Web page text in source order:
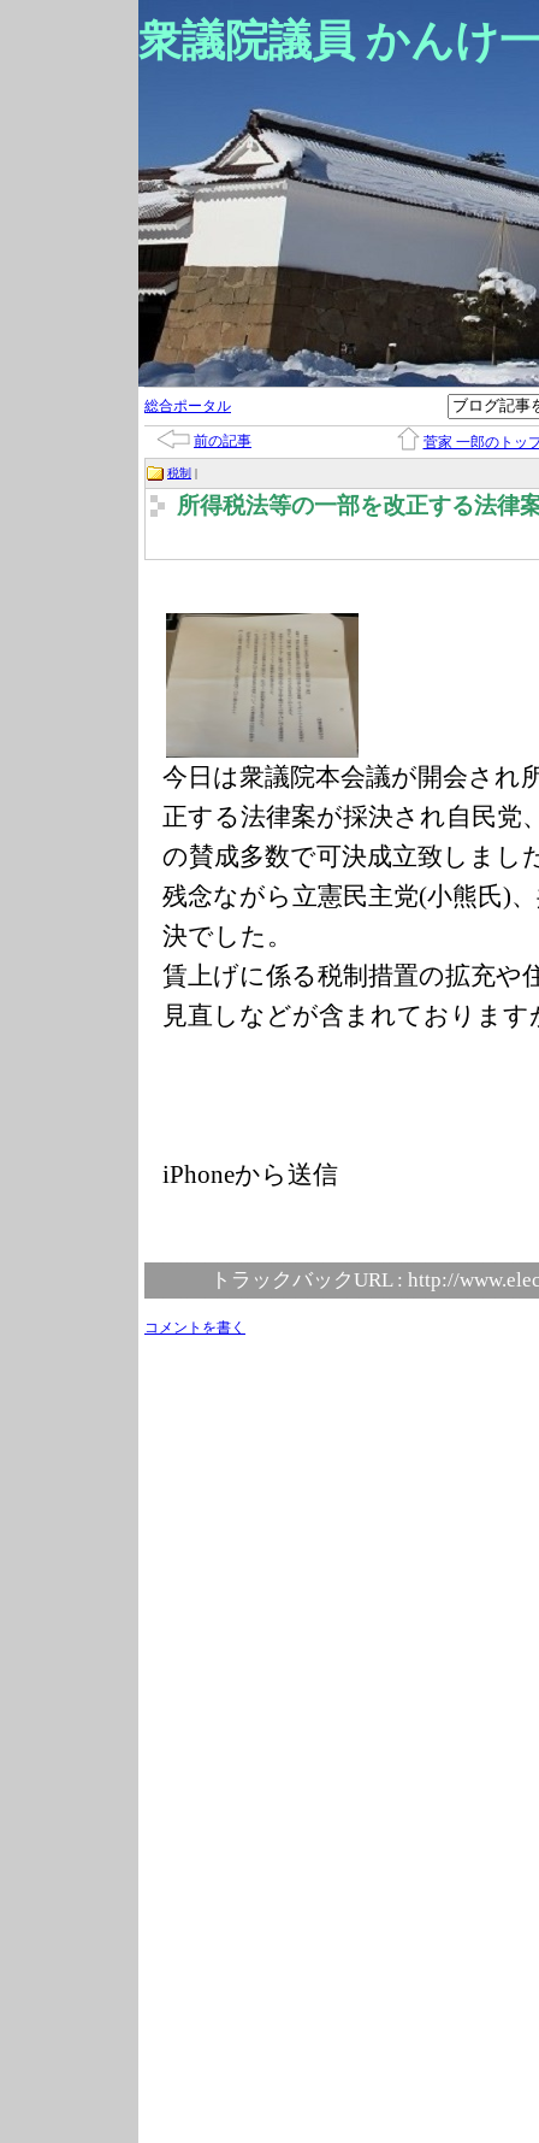
衆議院議員 かんけ
総合ポータル
前の記事 菅家 一郎のトッ
税制 |
所得税法等の一部を改正する法律
今日は衆議院本会議が開会され
正する法律案が採決され自民党
の賛成多数で可決成立致しまし
残念ながら立憲民主党(小熊氏)
決でした。
賃上げに係る税制措置の拡充や
見直しなどが含まれておりま
iPhoneから送信
トラックバックURL : http://
コメントを書く